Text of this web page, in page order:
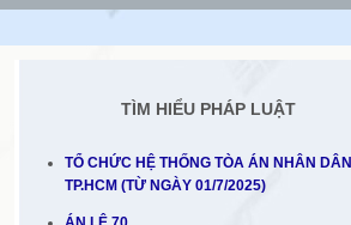
TÌM HIỂU PHÁP LUẬT
TỔ CHỨC HỆ THỐNG TÒA ÁN NHÂN DÂN
TP.HCM (TỪ NGÀY 01/7/2025)